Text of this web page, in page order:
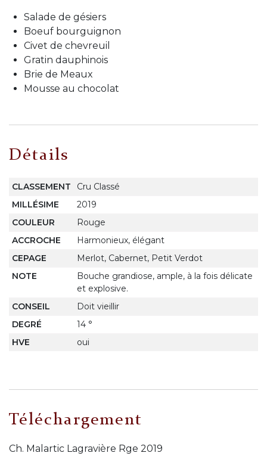
Salade de gésiers
Boeuf bourguignon
Civet de chevreuil
Gratin dauphinois
Brie de Meaux
Mousse au chocolat
Détails
CLASSEMENT
Cru Classé
MILLÉSIME
2019
COULEUR
Rouge
ACCROCHE
Harmonieux, élégant
CEPAGE
Merlot, Cabernet, Petit Verdot
NOTE
Bouche grandiose, ample, à la fois délicate
et explosive.
CONSEIL
Doit vieillir
DEGRÉ
14 °
HVE
oui
Téléchargement
Ch. Malartic Lagravière Rge 2019